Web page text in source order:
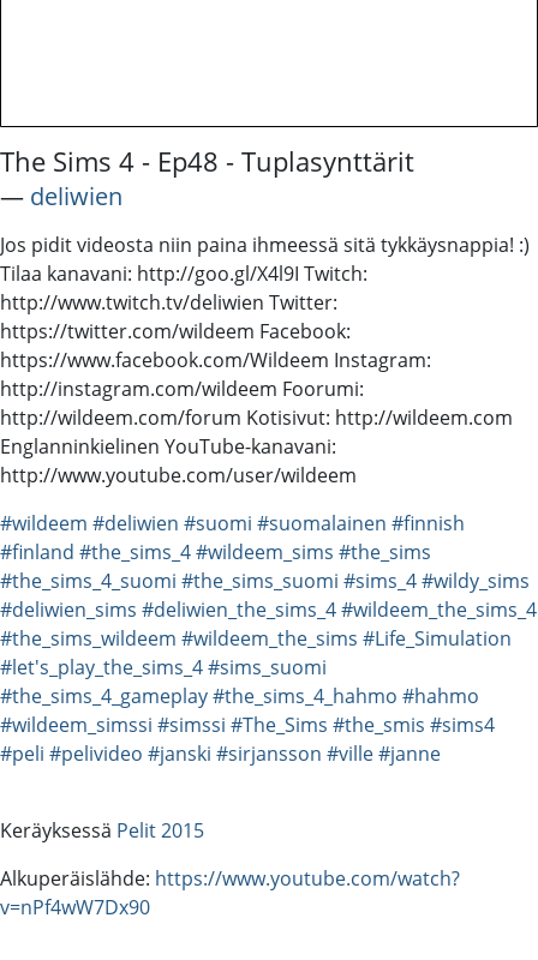
The Sims 4 - Ep48 - Tuplasynttärit
― deliwien
Jos pidit videosta niin paina ihmeessä sitä tykkäysnappia! :)
Tilaa kanavani: http://goo.gl/X4l9I Twitch:
http://www.twitch.tv/deliwien Twitter:
https://twitter.com/wildeem Facebook:
https://www.facebook.com/Wildeem Instagram:
http://instagram.com/wildeem Foorumi:
http://wildeem.com/forum Kotisivut: http://wildeem.com
Englanninkielinen YouTube-kanavani:
http://www.youtube.com/user/wildeem
#wildeem #deliwien #suomi #suomalainen #finnish
#finland #the_sims_4#wildeem_sims #the_sims
#the_sims_4_suomi #the_sims_suomi #sims_4#wildy_sims
#deliwien_sims #deliwien_the_sims_4#wildeem_the_sims_4
#the_sims_wildeem #wildeem_the_sims #Life_Simulation
#let's_play_the_sims_4#sims_suomi
#the_sims_4_gameplay#the_sims_4_hahmo #hahmo
#wildeem_simssi #simssi #The_Sims #the_smis #sims4
#peli #pelivideo #janski #sirjansson #ville#janne
Keräyksessä Pelit 2015
Alkuperäislähde: https://www.youtube.com/watch?
v=nPf4wW7Dx90